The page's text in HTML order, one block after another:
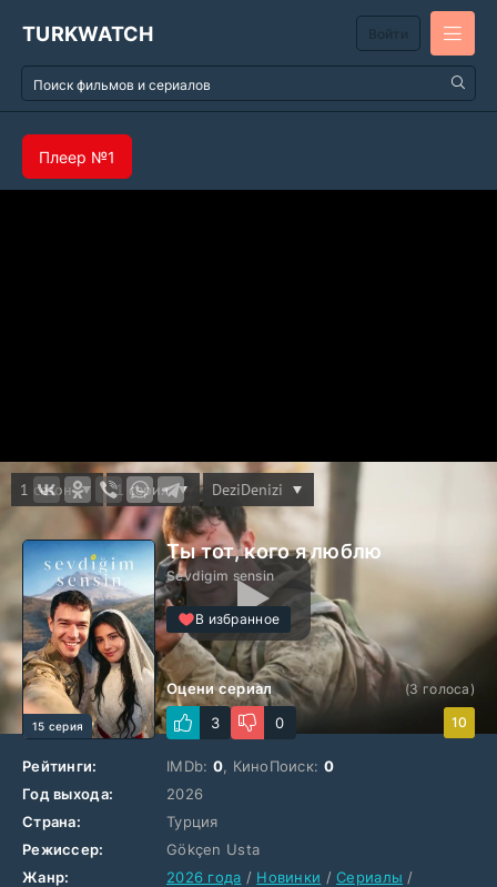
TURKWATCH Войти
Плеер №1
Ты тот, кого я люблю
Sevdigim sensin
В избранное
15 серия
Оцени сериал
3
0
(3 голоса)
10
Рейтинги: IMDb: 0, КиноПоиск: 0
Год выхода:
2026
Страна:
Турция
Режиссер:
Gökçen Usta
Жанр:
2026 года / Новинки /Сериалы /